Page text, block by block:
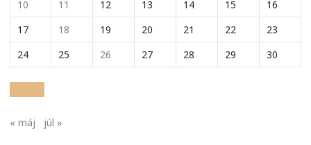
10
11 12 13 14 15
16
17
18 19 20 21 22
23
24
25 26 27 28 29 30
« máj júl »